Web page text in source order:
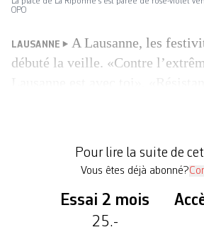
OPO
LAUSANNE
A Lausanne, les
débuté la veille. «Contre
feu du patriarcat illumine les
Pour lire la suite de
Vous êtes déjà abonné?
Essai 2 mois
25.-